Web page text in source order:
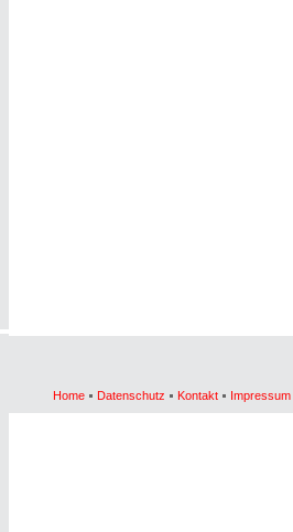
Home Datenschutz Kontakt Impressum